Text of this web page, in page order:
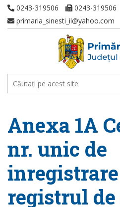
0243-319506
0243-319506
primaria_sinesti_il@yahoo.com
Anexa 1A
nr. unic de
registrul